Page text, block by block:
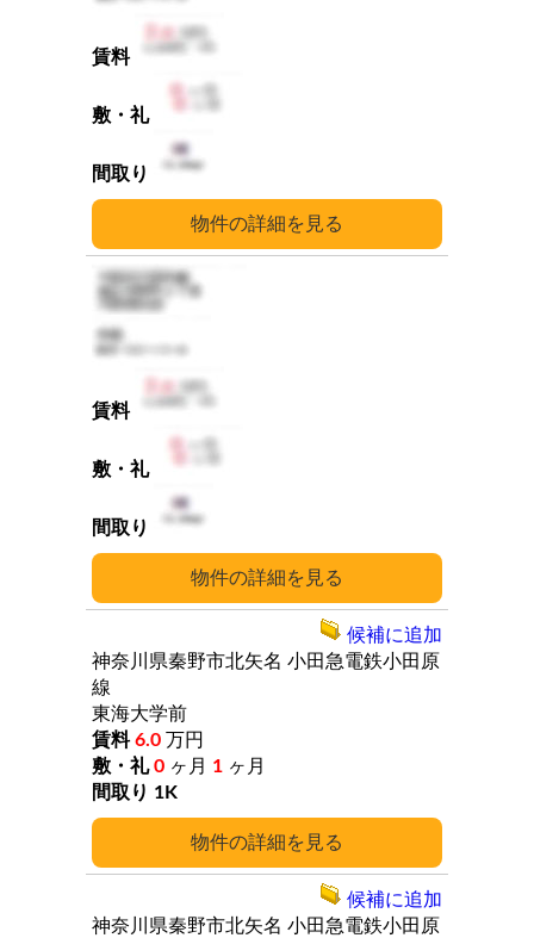
詳細
詳細
詳細
神奈川県秦野市北矢名 小田急電鉄小田原
線
東海大学前
6.0 万円
0 ヶ月 1 ヶ月
1K
候補に追加
神奈川県秦野市北矢名 小田急電鉄小田原
候補に追加